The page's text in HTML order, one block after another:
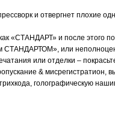
и отвергнет плохие
«СТАНДАРТ» и после этого
СТАНДАРТОМ», или
или отделки –
& мисрегистратион,
голографическую